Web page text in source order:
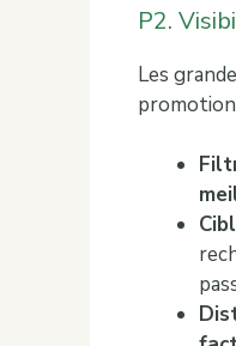
P2.
Les